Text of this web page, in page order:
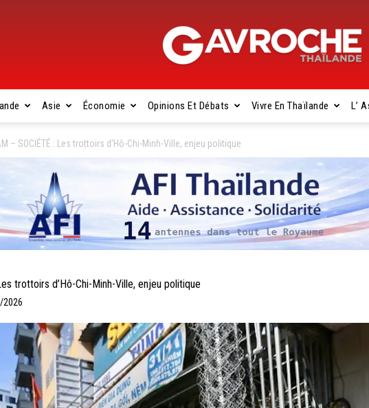
Gavroche
Thaïlande
Asie Économie Opinions Et Débats Vivre En Thaïlande L’
– SOCIÉTÉ : Les trottoirs d’Hô-Chi-Minh-Ville, enjeu politique
trottoirs d’Hô-Chi-Minh-Ville, enjeu politique
2026